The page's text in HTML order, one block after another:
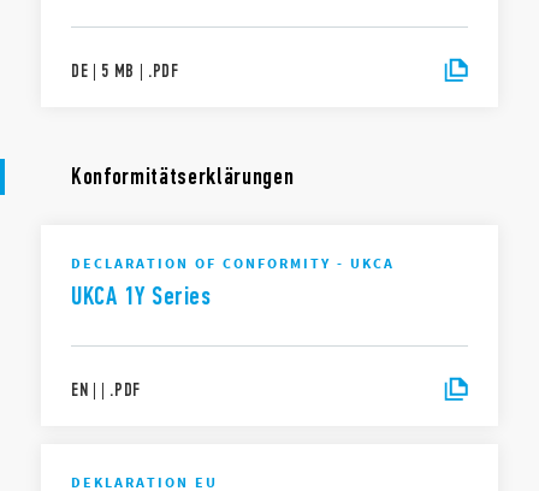
DE | 5 MB | .PDF
Konformitätserklärungen
DECLARATION OF CONFORMITY - UKCA
UKCA 1Y Series
EN | | .PDF
DEKLARATION EU